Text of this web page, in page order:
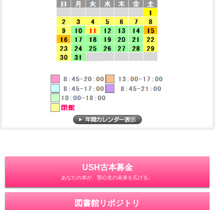
USH古本募金
あなたの本が、聖心生の未来を広げる。
図書館リポジトリ